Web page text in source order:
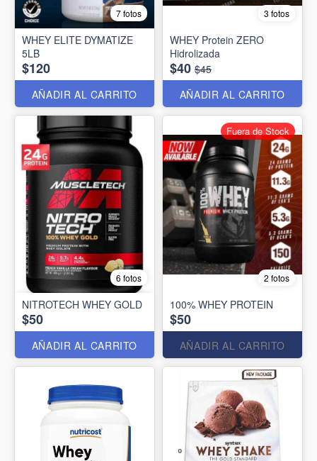
7 fotos
WHEY ELITE DYMATIZE
5LB
$120
AÑADIR AL CARRITO
3 fotos
WHEY Protein ZERO
Hidrolizada
$40 $45
AÑADIR AL CARRITO
6 fotos
NITROTECH WHEY GOLD
$50
AÑADIR AL CARRITO
2 fotos
100% WHEY PROTEIN
$50
AÑADIR AL CARRITO
Fuera de Stock